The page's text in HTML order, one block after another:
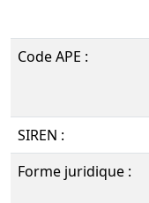
Code APE :
SIREN :
Forme juridique :